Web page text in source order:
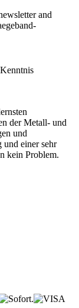
and
der Metall- und
und
und einer sehr
kein Problem.